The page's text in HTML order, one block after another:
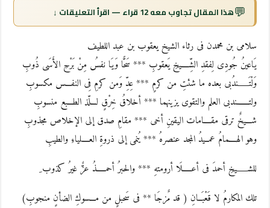
💬هذا المقال تجاوب معه 12 قراء — اقرأ التعليقات ↓
سلامى بن محمدن فى رثاء الشيخ يعقوب بن عبد اللطيف
يَاعينُ جُودِى لِفقدِ الشِّــــيخِ يَعقوبِ *** سَحًّا وَيَا نفسُ مِنْ بَرْحِ الأَسَى ذُوبِ
وَلْتَــــــندُبى بعده ما شئتِ من كرمٍ *** عِدِّ وَمن كرمِ فِى النفـــس مكسوبِ
ولتـــــــندبى العلم والتقوى يزينهما *** أخلاقُ خِرْقٍ لـــلّذ الطـــبع منسوبِ
شـــيخٌ ترقى مقــــامات اليقينِ أخى *** مقامِ صدق إلى الإخلاص مجذوبِ
وهو الهــــمامُ عمــيدُ المجد عنصرهُ *** يُنمى إلى ذروةِ العــــلياءِ والطيبِ
للشــــــيخِ أحمدَ فى أعـــــلَا أرومتهِ *** والحبرُ أحمـــــذُ عزٌّ غيرُ كذوب ِ
تلك المكارمُ لا قَعْبَــانِ ( قد مٌزجَا ** فى سَحبلٍ من مـــسوكِ الضأنٍ منجوبِ)